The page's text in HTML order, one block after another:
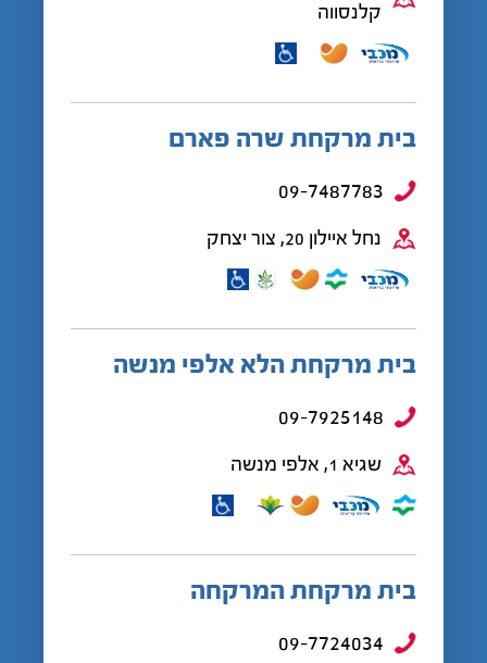
קלנסווה
בית מרקחת שרה פארם
09-7487783
נחל איילון 20, צור יצחק
בית מרקחת הלא אלפי מנשה
09-7925148
שגיא 1, אלפי מנשה
בית מרקחת המרקחה
09-7724034